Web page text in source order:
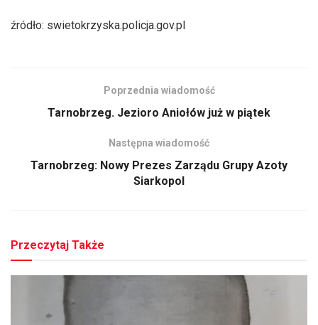
źródło: swietokrzyska.policja.gov.pl
Poprzednia wiadomość
Tarnobrzeg. Jezioro Aniołów już w piątek
Następna wiadomość
Tarnobrzeg: Nowy Prezes Zarządu Grupy Azoty
Siarkopol
Przeczytaj Także